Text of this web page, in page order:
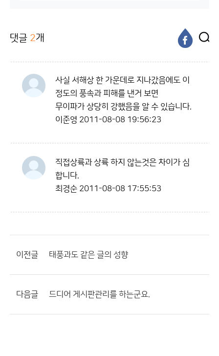
댓글 2개
사실 서해상 한 가운데로 지나갔음에도 이
정도의 풍속과 피해를 낸거 보면
무이파가 상당히 강했음을 알 수 있습니다.
이준영 2011-08-08 19:56:23
직접상륙과 상륙 하지 않는것은 차이가 심
합니다.
최경순 2011-08-08 17:55:53
이전글 태풍과도 같은 글의 성향
다음글 드디어 게시판관리를 하는군요.